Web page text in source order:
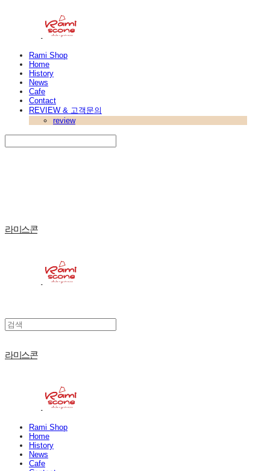
Rami Shop
Home
History
News
Cafe
Contact
REVIEW & 고객문의
review
라미스콘
라미스콘
Rami Shop
Home
History
News
Cafe